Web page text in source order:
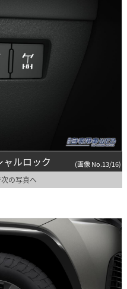
ルロック (画像 No.13/16)
の写真へ